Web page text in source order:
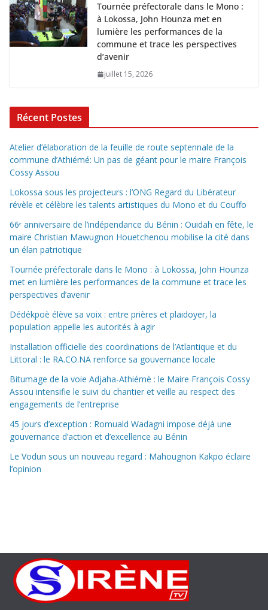
Tournée préfectorale dans le Mono :
à Lokossa, John Hounza met en
lumière les performances de la
commune et trace les perspectives
d’avenir
juillet 15, 2026
Récent Postes
Atelier d’élaboration de la feuille de route septennale de la
commune d’Athiémé: Un pas de géant pour le maire François
Cossy Assou
Lokossa sous les projecteurs : l’ONG Regard du Libérateur
révèle et célèbre les talents artistiques du Mono et du Couffo
66ᵉ anniversaire de l’indépendance du Bénin : Ouidah en fête, le
maire Christian Mawugnon Houetchenou mobilise la cité dans
un élan patriotique
Tournée préfectorale dans le Mono : à Lokossa, John Hounza
met en lumière les performances de la commune et trace les
perspectives d’avenir
Dédékpoè élève sa voix : entre prières et plaidoyer, la
population appelle les autorités à agir
Installation officielle des coordinations de l’Atlantique et du
Littoral : le RA.CO.NA renforce sa gouvernance locale
Bitumage de la voie Adjaha-Athiémè : le Maire François Cossy
Assou intensifie le suivi du chantier et veille au respect des
engagements de l’entreprise
45 jours d’exception : Romuald Wadagni impose déjà une
gouvernance d’action et d’excellence au Bénin
Le Vodun sous un nouveau regard : Mahougnon Kakpo éclaire
l’opinion